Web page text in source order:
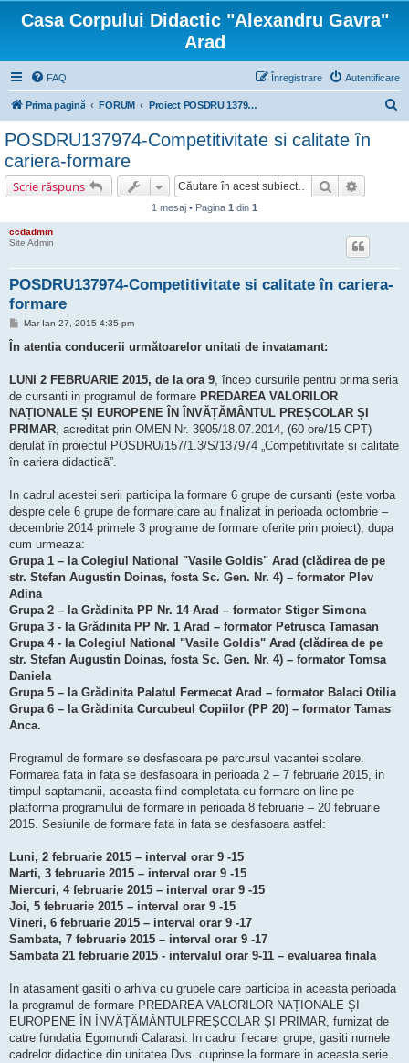
Casa Corpului Didactic "Alexandru Gavra"
Arad
FAQ Autentificare
Înregistrare
Prima pagină FORUM Proiect POSDRU 137974 "COMPETITIVITATE ŞI CALITATE ÎN CARIERA DIDACTICĂ"
POSDRU137974-Competitivitate si calitate în
cariera-formare
Scrie răspuns Căutare
1 mesaj • Pagina 1 din 1
ccdadmin
Site Admin
POSDRU137974-Competitivitate si calitate în cariera-
formare
M
s
Mar Ian 27, 2015 4:35 pm
În atentia conducerii următoarelor unitati de invatamant:
LUNI 2 FEBRUARIE 2015, de la ora 9, încep cursurile pentru prima seria
de cursanti in programul de formare PREDAREA VALORILOR
NAȚIONALE ȘI EUROPENE ÎN ÎNVĂȚĂMÂNTUL PREȘCOLAR ȘI
PRIMAR, acreditat prin OMEN Nr. 3905/18.07.2014, (60 ore/15 CPT)
derulat în proiectul POSDRU/157/1.3/S/137974 „Competitivitate si calitate
în cariera didactică”.
In cadrul acestei serii participa la formare 6 grupe de cursanti (este vorba
despre cele 6 grupe de formare care au finalizat in perioada octombrie –
decembrie 2014 primele 3 programe de formare oferite prin proiect), dupa
cum urmeaza:
Grupa 1 – la Colegiul National "Vasile Goldis" Arad (clădirea de pe
str. Stefan Augustin Doinas, fosta Sc. Gen. Nr. 4) – formator Plev
Adina
Grupa 2 – la Grădinita PP Nr. 14 Arad – formator Stiger Simona
Grupa 3 - la Grădinita PP Nr. 1 Arad – formator Petrusca Tamasan
Grupa 4 - la Colegiul National "Vasile Goldis" Arad (clădirea de pe
str. Stefan Augustin Doinas, fosta Sc. Gen. Nr. 4) – formator Tomsa
Daniela
Grupa 5 – la Grădinita Palatul Fermecat Arad – formator Balaci Otilia
Grupa 6 – la Grădinita Curcubeul Copiilor (PP 20) – formator Tamas
Anca.
Programul de formare se desfasoara pe parcursul vacantei scolare.
Formarea fata in fata se desfasoara in perioada 2 – 7 februarie 2015, in
timpul saptamanii, aceasta fiind completata cu formare on-line pe
platforma programului de formare in perioada 8 februarie – 20 februarie
2015. Sesiunile de formare fata in fata se desfasoara astfel:
Luni, 2 februarie 2015 – interval orar 9 -15
Marti, 3 februarie 2015 – interval orar 9 -15
Miercuri, 4 februarie 2015 – interval orar 9 -15
Joi, 5 februarie 2015 – interval orar 9 -15
Vineri, 6 februarie 2015 – interval orar 9 -17
Sambata, 7 februarie 2015 – interval orar 9 -17
Sambata 21 februarie 2015 - intervalul orar 9-11 – evaluarea finala
In atasament gasiti o arhiva cu grupele care participa in aceasta perioada
la programul de formare PREDAREA VALORILOR NAȚIONALE ȘI
EUROPENE ÎN ÎNVĂȚĂMÂNTULPREȘCOLAR ȘI PRIMAR, furnizat de
catre fundatia Egomundi Calarasi. In cadrul fiecarei grupe, gasiti numele
cadrelor didactice din unitatea Dvs. cuprinse la formare in aceasta serie.